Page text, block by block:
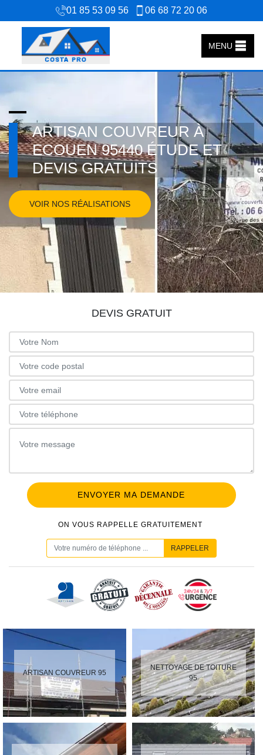
01 85 53 09 56 06 68 72 20 06
MENU
ARTISAN COUVREUR À
ECOUEN 95440 ÉTUDE ET
DEVIS GRATUITS
VOIR NOS RÉALISATIONS
DEVIS GRATUIT
ON VOUS RAPPELLE GRATUITEMENT
ARTISAN COUVREUR 95
NETTOYAGE DE TOITURE
95